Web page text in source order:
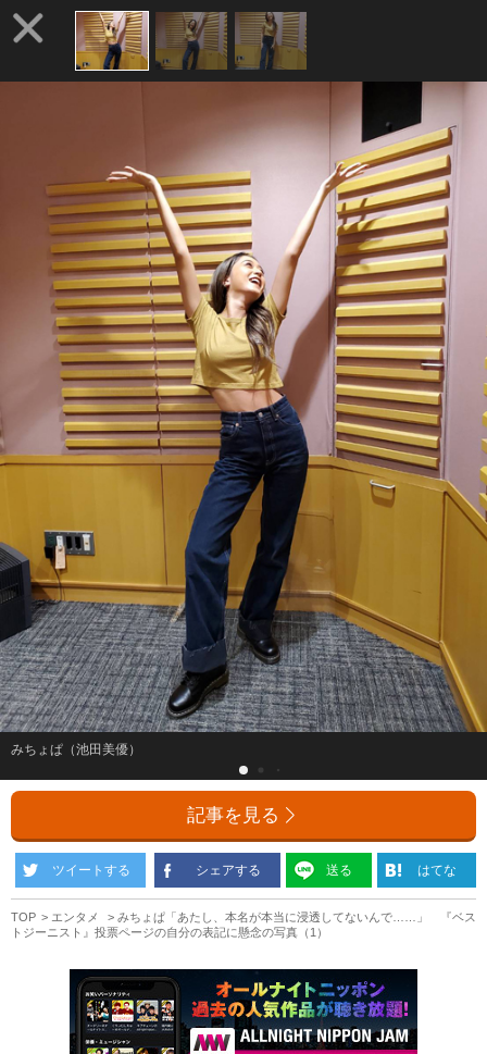
みちょぱ（池田美優）
記事を見る
ツイートする シェアする 送る はてな
TOP エンタメ
みちょぱ「あたし、本名が本当に浸透してないんで……」 『ベス
トジーニスト』投票ページの自分の表記に懸念の写真（1）